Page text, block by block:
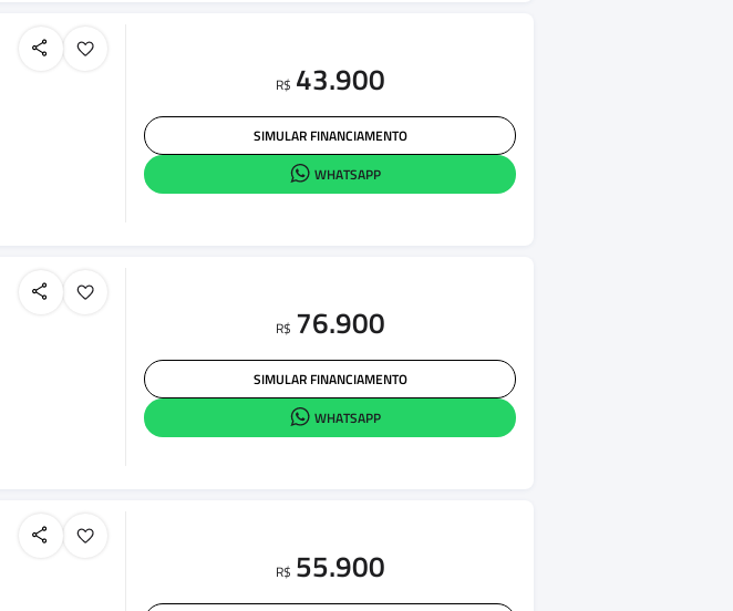
R$ 43.900
SIMULAR FINANCIAMENTO
WHATSAPP
R$ 76.900
SIMULAR FINANCIAMENTO
WHATSAPP
R$ 55.900